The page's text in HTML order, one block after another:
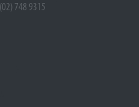
748 9315